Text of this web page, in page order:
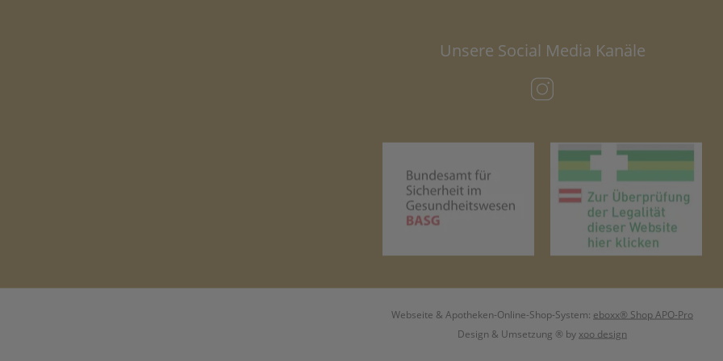
Unsere Social Media Kanäle
(öffnet in neuem Tab)
Webseite & Apotheken-Online-Shop-System: eboxx® Shop APO-Pro
Design & Umsetzung ® by xoo design